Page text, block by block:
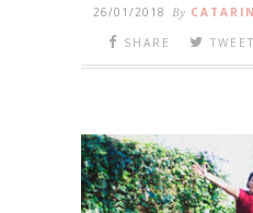
26/01/2018 By
SHARE
TWEET